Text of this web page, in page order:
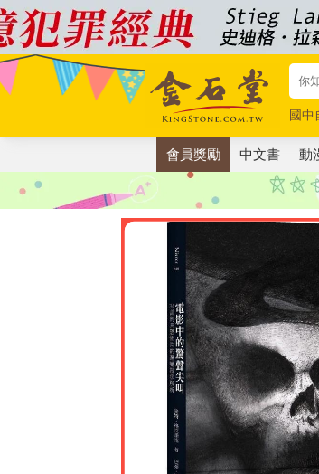
國中
唯紅
會員獎勵 中文書 動